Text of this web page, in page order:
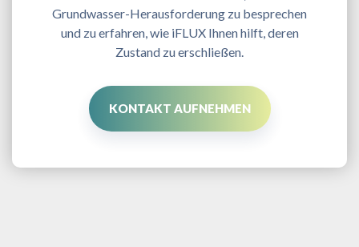
Grundwasser-Herausforderung zu besprechen
und zu erfahren, wie iFLUX Ihnen hilft, deren
Zustand zu erschließen.
KONTAKT AUFNEHMEN